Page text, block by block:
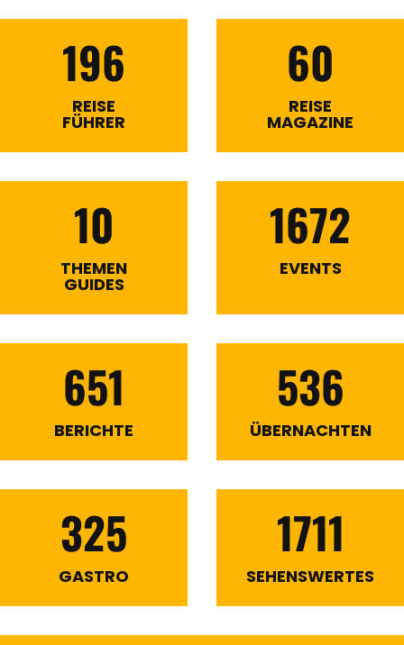
196
REISE
FÜHRER
60
REISE
MAGAZINE
10
THEMEN
GUIDES
1672
EVENTS
651
BERICHTE
536
ÜBERNACHTEN
325
GASTRO
1711
SEHENSWERTES